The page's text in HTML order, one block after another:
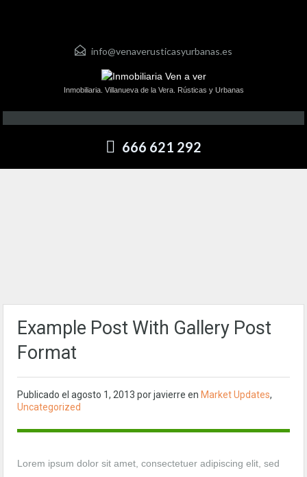
info@venaverusticasyurbanas.es
Inmobiliaria. Villanueva de la Vera. Rústicas y Urbanas
666 621 292
Example Post With Gallery Post
Format
Publicado el agosto 1, 2013 por javierre en Market Updates,
Uncategorized
Lorem ipsum dolor sit amet, consectetuer adipiscing elit, sed